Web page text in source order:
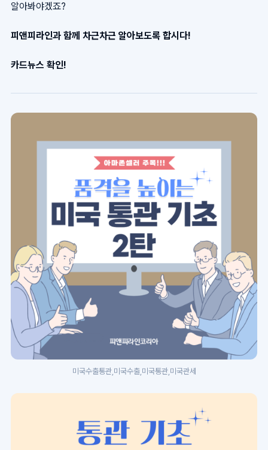
알아봐야겠죠?
피앤피라인과 함께 차근차근 알아보도록 합시다!
카드뉴스 확인!
미국수출통관,미국수출,미국통관,미국관세